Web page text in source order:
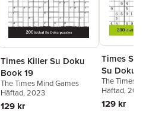
Times Killer Su Doku
Book 19
The Times Mind Games
Häftad, 2023
129 kr
Times Super
Su Doku Book
The Times Mind
Häftad, 2014
129 kr